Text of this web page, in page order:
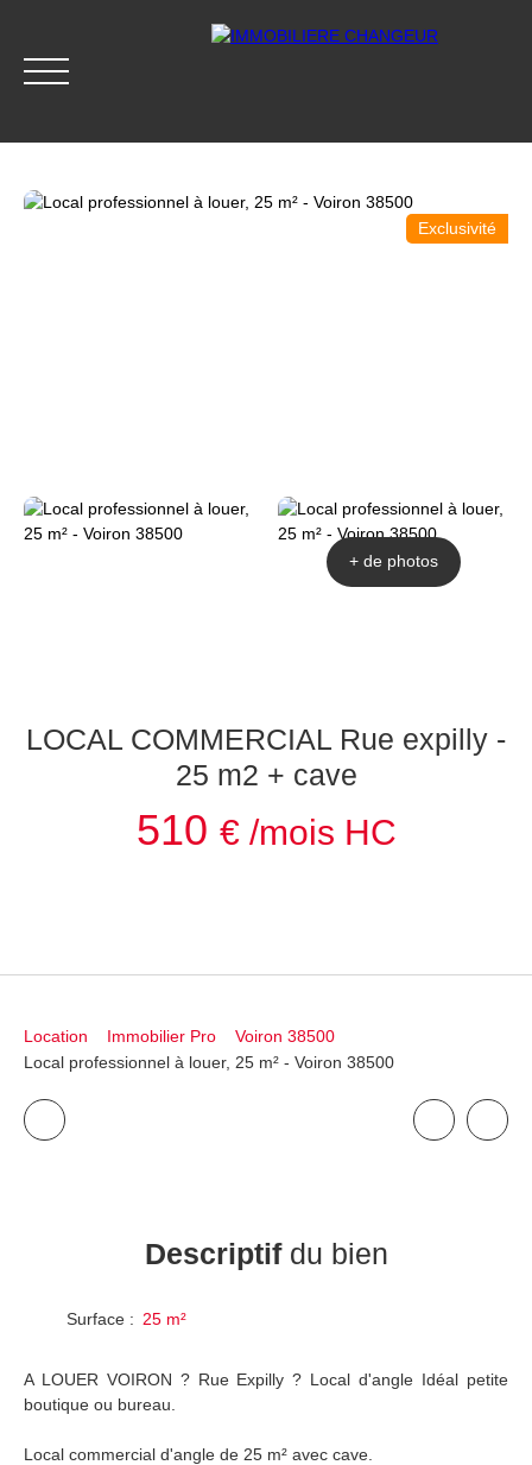
Exclusivité
+ de photos
LOCAL COMMERCIAL Rue expilly -
25 m2 + cave
510 € /mois HC
Location Immobilier Pro
Voiron 38500
Local professionnel à louer, 25 m² - Voiron 38500
Descriptifdu bien
Surface : 25 m²
A LOUER VOIRON ? Rue Expilly ? Local d'angle Idéal petite
boutique ou bureau.
Local commercial d'angle de 25 m² avec cave.